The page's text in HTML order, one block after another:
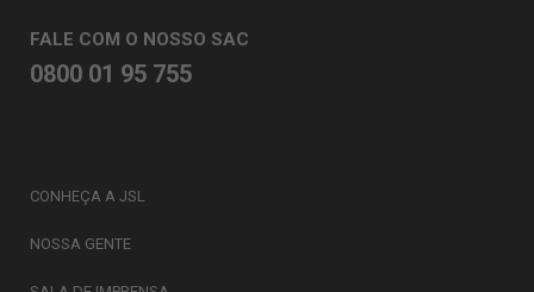
FALE COM O NOSSO SAC
0800 01 95 755
CONHEÇA A JSL
NOSSA GENTE